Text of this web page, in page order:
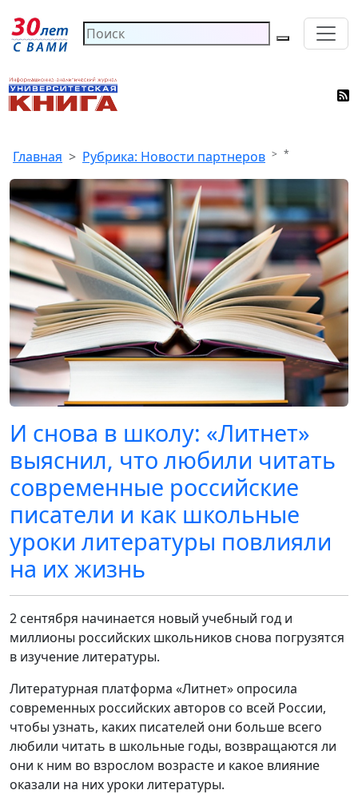
Главная Рубрика: Новости партнеров *
И снова в школу: «Литнет»
выяснил, что любили читать
современные российские
писатели и как школьные
уроки литературы повлияли
на их жизнь
2 сентября начинается новый учебный год и
миллионы российских школьников снова погрузятся
в изучение литературы.
Литературная платформа «Литнет» опросила
современных российских авторов со всей России,
чтобы узнать, каких писателей они больше всего
любили читать в школьные годы, возвращаются ли
они к ним во взрослом возрасте и какое влияние
оказали на них уроки литературы.